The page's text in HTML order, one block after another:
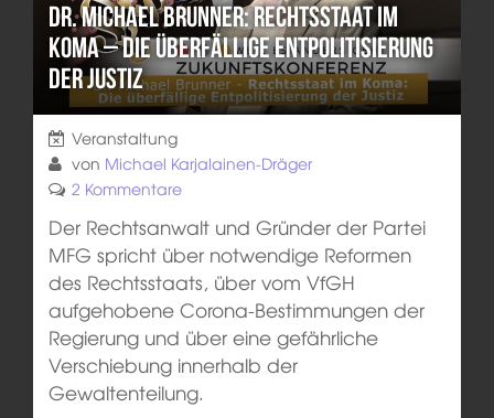
Dr. Michael Brunner: Rechtsstaat im
Koma – die überfällige Entpolitisierung
der Justiz
Veranstaltung
von Michael Karjalainen-Dräger
2 Kommentare
Der Rechtsanwalt und Gründer der Partei
MFG spricht über notwendige Reformen
des Rechtsstaats, über vom VfGH
aufgehobene Corona-Bestimmungen der
Regierung und über eine gefährliche
Verschiebung innerhalb der
Gewaltenteilung.